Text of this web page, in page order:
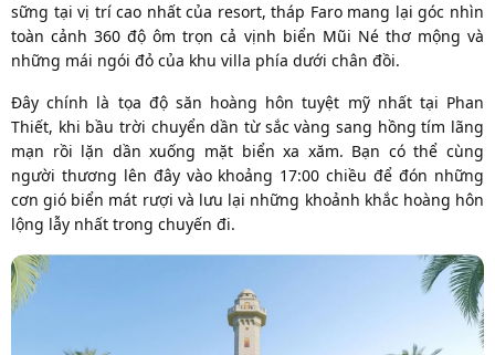
sững tại vị trí cao nhất của resort, tháp Faro mang lại góc nhìn
toàn cảnh 360 độ ôm trọn cả vịnh biển Mũi Né thơ mộng và
những mái ngói đỏ của khu villa phía dưới chân đồi.
Đây chính là tọa độ săn hoàng hôn tuyệt mỹ nhất tại Phan
Thiết, khi bầu trời chuyển dần từ sắc vàng sang hồng tím lãng
mạn rồi lặn dần xuống mặt biển xa xăm. Bạn có thể cùng
người thương lên đây vào khoảng 17:00 chiều để đón những
cơn gió biển mát rượi và lưu lại những khoảnh khắc hoàng hôn
lộng lẫy nhất trong chuyến đi.